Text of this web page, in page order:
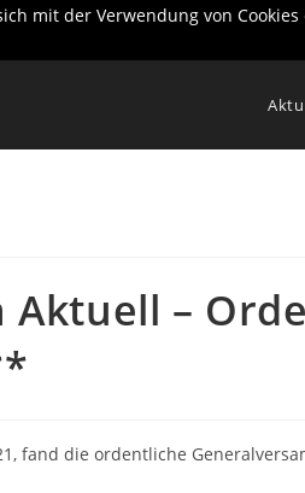
mit der Verwendung von
–
fand die ordentliche